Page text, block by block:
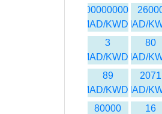
MAD/
500000000
MAD/KWD
80
MAD/
3
MAD/KWD
2071
MAD/
89
MAD/KWD
16
80000